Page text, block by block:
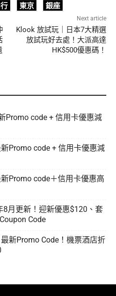
東京 銀座
Next article
Klook 放試玩｜日本7大精選
放試玩好去處！大派高達
HK$500優惠碼！
Promo code + 信用卡優惠減
Promo code + 信用卡優惠減
Promo code＋信用卡優惠高
8月更新！迎新優惠$120、套
Code
新Promo Code！機票酒店折